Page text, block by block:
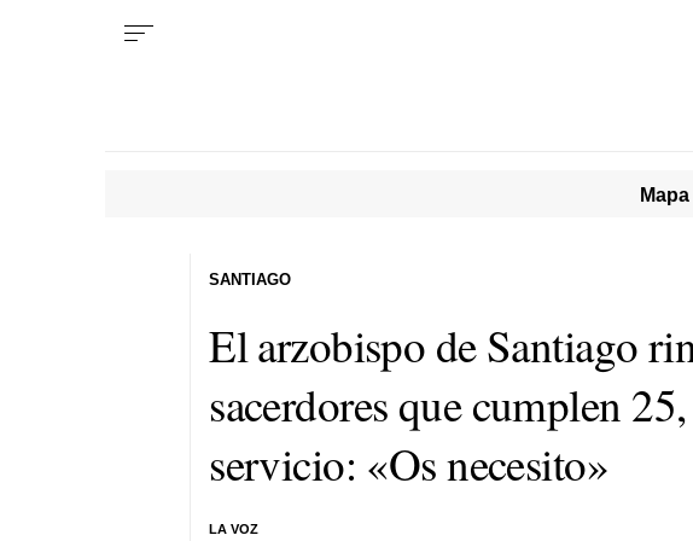
El arzobispo de Santiago
sacerdores que cumplen
servicio: «Os necesito»
LA VOZ
SANTIAGO